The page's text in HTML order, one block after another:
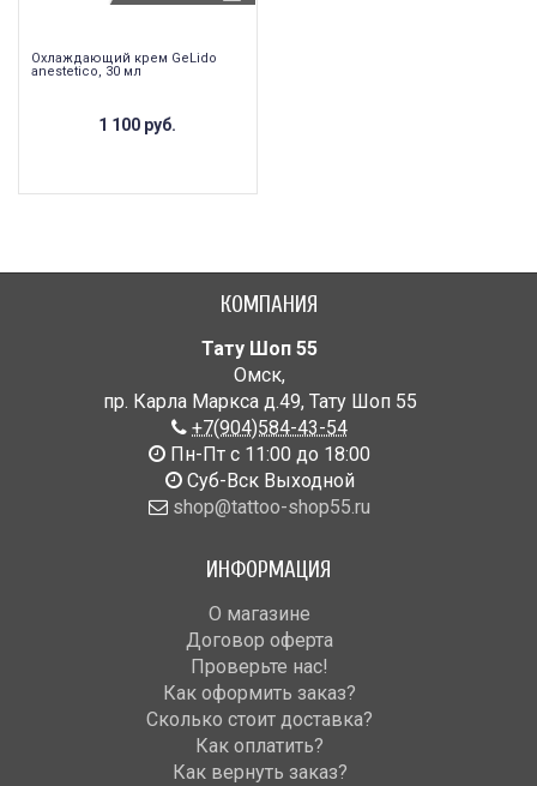
Охлаждающий крем GeLido
anestetico, 30 мл
1 100 руб.
КОМПАНИЯ
Тату Шоп 55
Омск,
пр. Карла Маркса д.49, Тату Шоп 55
+7(904)584-43-54
Пн-Пт с 11:00 до 18:00
Cуб-Вск Выходной
shop@tattoo-shop55.ru
ИНФОРМАЦИЯ
О магазине
Договор оферта
Проверьте нас!
Как оформить заказ?
Сколько стоит доставка?
Как оплатить?
Как вернуть заказ?